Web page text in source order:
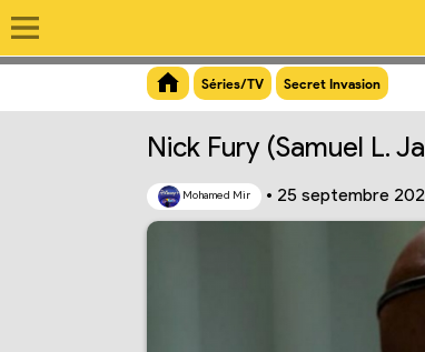
Séries/TV Secret Invasion
Nick Fury (Samuel L.
Mohamed Mir • 25 septembre